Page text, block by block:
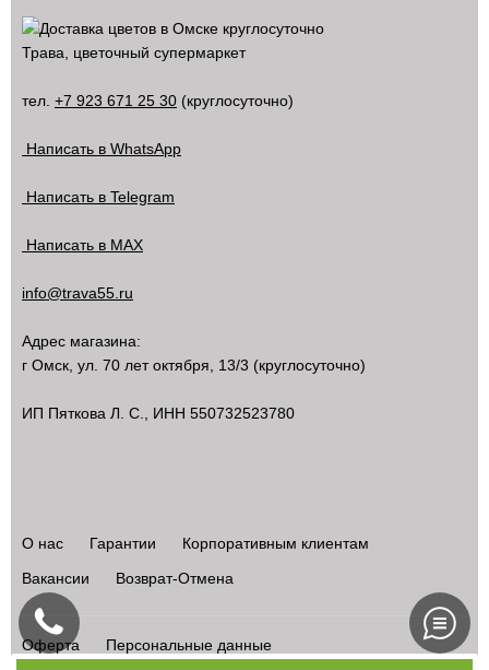
Трава, цветочный супермаркет
тел. +7 923 671 25 30 (круглосуточно)
Написать в WhatsApp
Написать в Telegram
Написать в MAX
info@trava55.ru
Адрес магазина:
г Омск ул. 70 лет октября, 13/3 (круглосуточно)
ИП Пяткова Л. С., ИНН 550732523780
О нас Гарантии
Корпоративным клиентам
Вакансии
Возврат-Отмена
Оферта Персональные данные